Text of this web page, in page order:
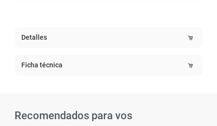
Detalles
Ficha técnica
Recomendados para vos